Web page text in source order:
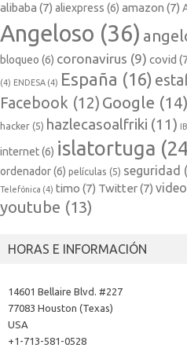
alibaba (7) aliexpress (6) amazon (7)
Angeloso (36)
bloqueo (6) coronavirus (9) covid
(4) ENDESA (4) España (16)
Facebook (12) Google (14)
hacker (5) hazlecasoalfriki (11)
internet(6) islatortuga
ordenador(6) películas (5) seguridad
Telefónica (4) timo (7) Twitter(7) video
youtube (13)
HORAS E INFORMACIÓN
14601 Bellaire Blvd. #227
77083 Houston (Texas)
USA
+1-713-581-0528